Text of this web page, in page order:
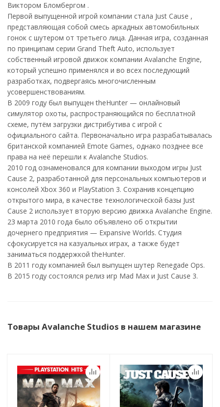
Виктором Бломбергом .
Первой выпущенной игрой компании стала Just Cause ,
представляющая собой смесь аркадных автомобильных
гонок с шутером от третьего лица. Данная игра, созданная
по принципам серии Grand Theft Auto, использует
собственный игровой движок компании Avalanche Engine,
который успешно применялся и во всех последующий
разработках, подвергаясь многочисленным
усовершенствованиям.
В 2009 году был выпущен theHunter — онлайновый
симулятор охоты, распространяющийся по бесплатной
схеме, путём загрузки дистрибутива с игрой с
официального сайта. Первоначально игра разрабатывалась
британской компанией Emote Games, однако позднее все
права на неё перешли к Avalanche Studios.
2010 год ознаменовался для компании выходом игры Just
Cause 2, разработанной для персональных компьютеров и
консолей Xbox 360 и PlayStation 3. Сохранив концепцию
открытого мира, в качестве технологической базы Just
Cause 2 использует вторую версию движка Avalanche Engine.
23 марта 2010 года было объявлено об открытии
дочернего предприятия — Expansive Worlds. Студия
сфокусируется на казуальных играх, а также будет
заниматься поддержкой theHunter.
В 2011 году компанией был выпущен шутер Renegade Ops.
В 2015 году состоялся релиз игр Mad Max и Just Cause 3.
Товары Avalanche Studios в нашем магазине